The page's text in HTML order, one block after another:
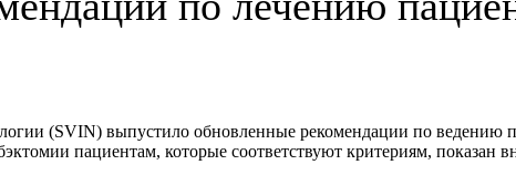
(SVIN) выпустило обновленные рекомендации по
пациентам, которые соответствуют критериям, показан